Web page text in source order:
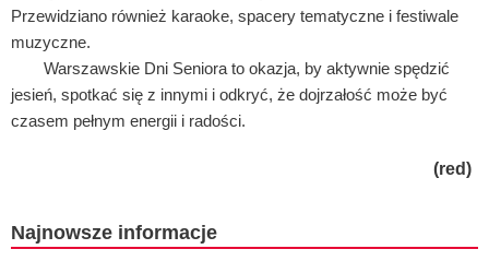
Przewidziano również karaoke, spacery tematyczne i festiwale
muzyczne.
Warszawskie Dni Seniora to okazja, by aktywnie spędzić
jesień, spotkać się z innymi i odkryć, że dojrzałość może być
czasem pełnym energii i radości.
(red)
Najnowsze informacje